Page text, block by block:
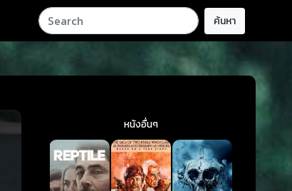
ค้นหา
หนังอื่นๆ